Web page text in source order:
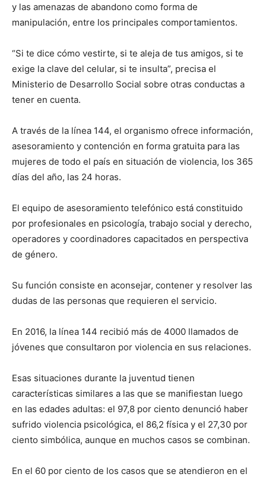
y las amenazas de abandono como forma de
manipulación, entre los principales comportamientos.
“Si te dice cómo vestirte, si te aleja de tus amigos, si te
exige la clave del celular, si te insulta”, precisa el
Ministerio de Desarrollo Social sobre otras conductas a
tener en cuenta.
A través de la línea 144, el organismo ofrece información,
asesoramiento y contención en forma gratuita para las
mujeres de todo el país en situación de violencia, los 365
días del año, las 24 horas.
El equipo de asesoramiento telefónico está constituido
por profesionales en psicología, trabajo social y derecho,
operadores y coordinadores capacitados en perspectiva
de género.
Su función consiste en aconsejar, contener y resolver las
dudas de las personas que requieren el servicio.
En 2016, la línea 144 recibió más de 4000 llamados de
jóvenes que consultaron por violencia en sus relaciones.
Esas situaciones durante la juventud tienen
características similares a las que se manifiestan luego
en las edades adultas: el 97,8 por ciento denunció haber
sufrido violencia psicológica, el 86,2 física y el 27,30 por
ciento simbólica, aunque en muchos casos se combinan.
En el 60 por ciento de los casos que se atendieron en el